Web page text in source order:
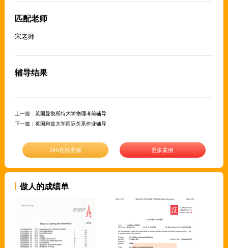
匹配老师
宋老师
辅导结果
上一篇： 英国曼彻斯特大学物理考前辅导
下一篇： 英国利兹大学国际关系作业辅导
24h在线客服 更多案例
傲人的成绩单